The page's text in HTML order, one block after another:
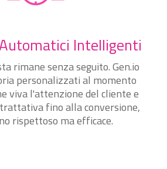
Intelligenti
rimane senza seguito. Gen.io
personalizzati al momento
viva l'attenzione del cliente e
fino alla conversione,
rispettoso ma efficace.